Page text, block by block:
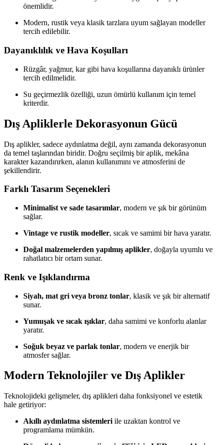
önemlidir.
Modern, rustik veya klasik tarzlara uyum sağlayan modeller
tercih edilebilir.
Dayanıklılık ve Hava Koşulları
Rüzgâr, yağmur, kar gibi hava koşullarına dayanıklı ürünler
tercih edilmelidir.
Su geçirmezlik özelliği, uzun ömürlü kullanım için temel
kriterdir.
Dış Apliklerle Dekorasyonun Gücü
Dış aplikler, sadece aydınlatma değil, aynı zamanda dekorasyonun
da temel taşlarından biridir. Doğru seçilmiş bir aplik, mekâna
karakter kazandırırken, alanın kullanımını ve atmosferini de
şekillendirir.
Farklı Tasarım Seçenekleri
Minimalist ve sade tasarımlar, modern ve şık bir görünüm
sağlar.
Vintage ve rustik modeller, sıcak ve samimi bir hava yaratır.
Doğal malzemelerden yapılmış aplikler, doğayla uyumlu ve
rahatlatıcı bir ortam sunar.
Renk ve Işıklandırma
Siyah, mat gri veya bronz tonlar, klasik ve şık bir alternatif
sunar.
Yumuşak ve sıcak ışıklar, daha samimi ve konforlu alanlar
yaratır.
Soğuk beyaz ve parlak tonlar, modern ve enerjik bir
atmosfer sağlar.
Modern Teknolojiler ve Dış Aplikler
Teknolojideki gelişmeler, dış aplikleri daha fonksiyonel ve estetik
hale getiriyor:
Akıllı aydınlatma sistemleri ile uzaktan kontrol ve
programlama mümkün.